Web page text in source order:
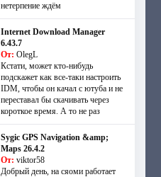
нетерпение ждём
Internet Download Manager
6.43.7
От: OlegL
Кстати, может кто-нибудь
подскажет как все-таки настроить
IDM, чтобы он качал с ютуба и не
переставал бы скачивать через
короткое время. А то не раз
Sygic GPS Navigation &amp;
Maps 26.4.2
От: viktor58
Добрый день, на сяоми работает